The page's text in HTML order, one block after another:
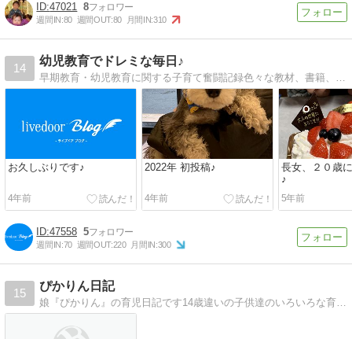
47021 8
週間IN:80 週間OUT:80 月間IN:310
14
幼児教育でドレミな毎日♪
早期教育・幼児教育に関する子育て奮闘記録色々な教材、書籍、教室選びetcに役立つ情報と日々の取り組み＆健康について
お久しぶりです♪
4年前
2022年 初投稿♪
4年前
長女、２０歳
♪
5年前
47558 5
週間IN:70 週間OUT:220 月間IN:300
15
ぴかりん日記
娘『ぴかりん』の育児日記です14歳違いの子供達のいろいろな育児の事、お役立ち情報なども紹介していきます